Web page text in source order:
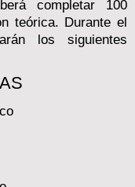
completar 100
teórica. Durante el
los siguientes